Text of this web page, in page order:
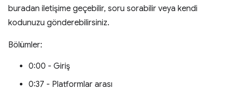
buradan iletişime geçebilir, soru sorabilir veya kendi
kodunuzu gönderebilirsiniz.
Bölümler:
0:00 - Giriş
0:37 - Platformlar arası